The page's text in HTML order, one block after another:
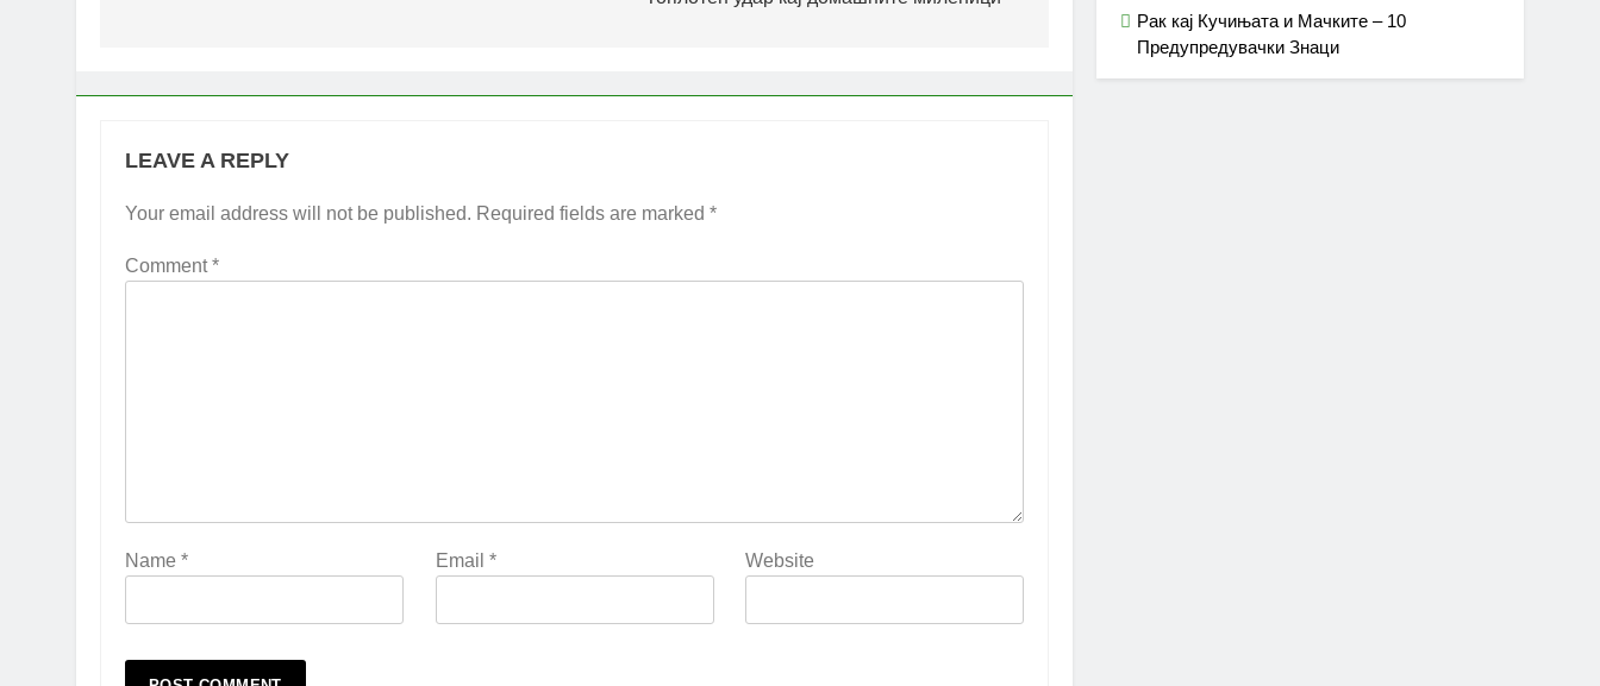
LEAVE A REPLY
Your email address will not be published. Required fields are marked *
Comment*
Name * Email * Website
Рак кај Кучињата и Мачките – 10
Предупредувачки Знаци